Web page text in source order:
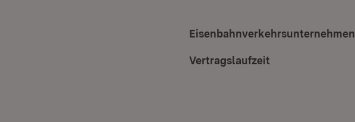
Eisenbahnverkehrsunternehmen
Vertragslaufzeit